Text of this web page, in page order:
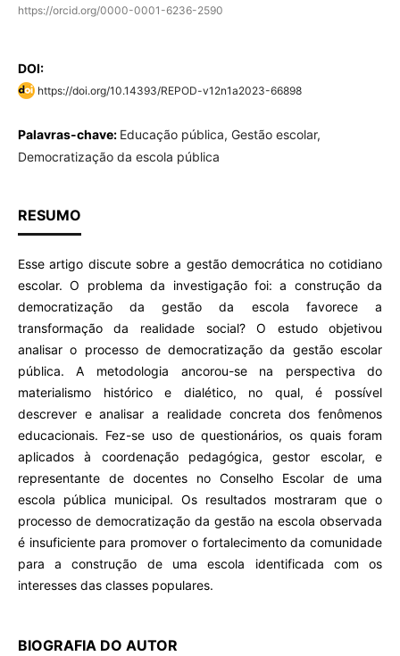
https://orcid.org/0000-0001-6236-2590
DOI:
https://doi.org/10.14393/REPOD-v12n1a2023-66898
Palavras-chave: Educação pública, Gestão escolar,
Democratização da escola pública
RESUMO
Esse artigo discute sobre a gestão democrática no cotidiano
escolar. O problema da investigação foi: a construção da
democratização da gestão da escola favorece a
transformação da realidade social? O estudo objetivou
analisar o processo de democratização da gestão escolar
pública. A metodologia ancorou-se na perspectiva do
materialismo histórico e dialético, no qual, é possível
descrever e analisar a realidade concreta dos fenômenos
educacionais. Fez-se uso de questionários, os quais foram
aplicados à coordenação pedagógica, gestor escolar, e
representante de docentes no Conselho Escolar de uma
escola pública municipal. Os resultados mostraram que o
processo de democratização da gestão na escola observada
é insuficiente para promover o fortalecimento da comunidade
para a construção de uma escola identificada com os
interesses das classes populares.
BIOGRAFIA DO AUTOR